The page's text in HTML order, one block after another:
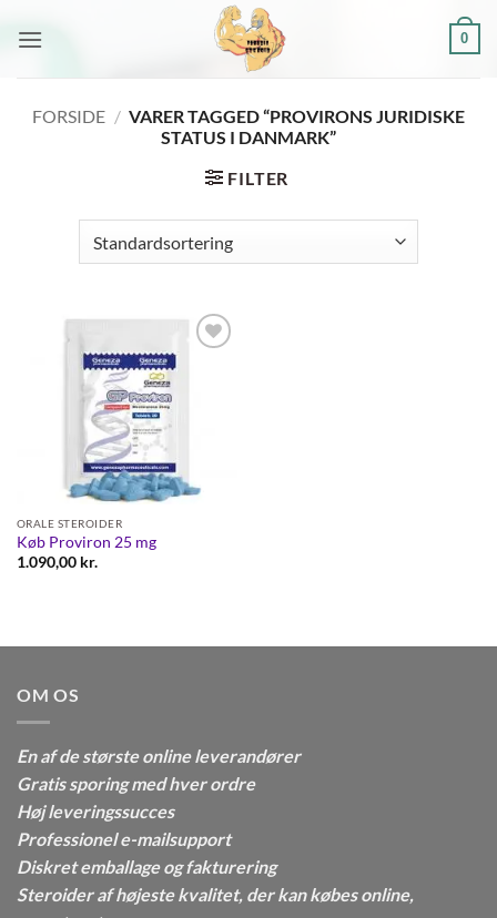
0
FORSIDE / VARER TAGGED “PROVIRONS JURIDISKE
STATUS I DANMARK”
FILTER
ORALE STEROIDER
Køb Proviron 25 mg
1.090,00 kr.
OM OS
En af de største online leverandører
Gratis sporing med hver ordre
Høj leveringssucces
Professionel e-mailsupport
Diskret emballage og fakturering
Steroider af højeste kvalitet, der kan købes online,